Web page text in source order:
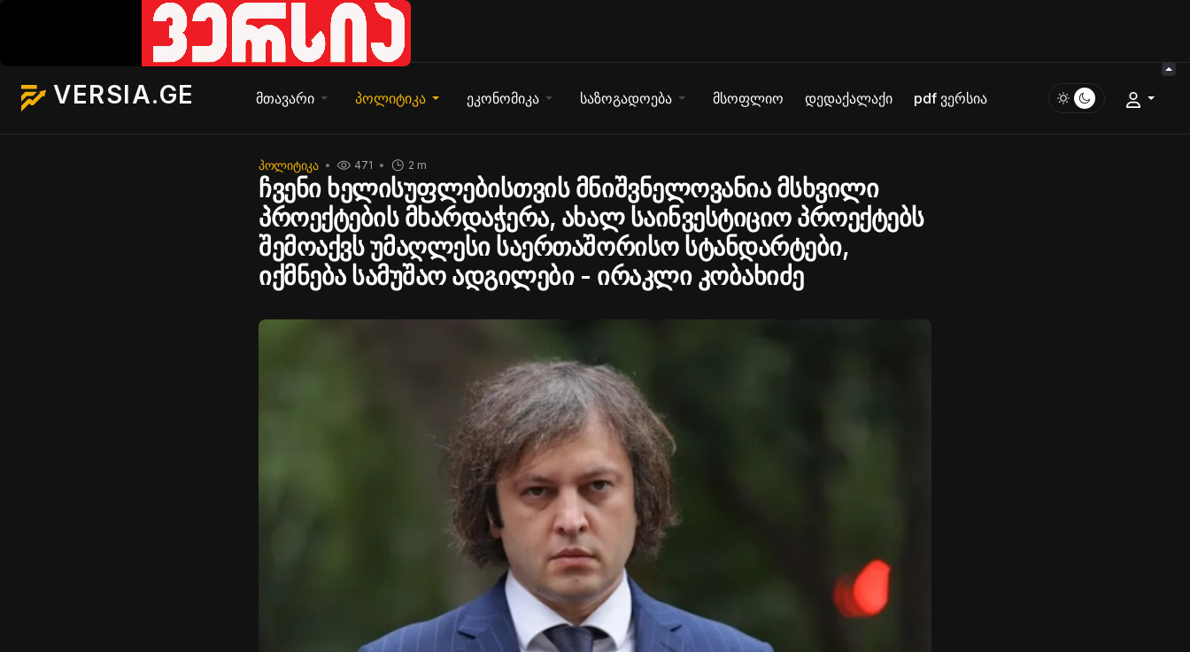
VERSIA.GE მთავარი პოლიტიკა ეკონომიკა საზოგადოება მსოფლიო დედაქალაქი pdf ვერსია
ᲞᲝᲚᲘᲢᲘᲙᲐ 2 m
471
ჩვენი ხელისუფლებისთვის მნიშვნელოვანია მსხვილი
პროექტების მხარდაჭერა, ახალ საინვესტიციო პროექტებს
შემოაქვს უმაღლესი საერთაშორისო სტანდარტები,
იქმნება სამუშაო ადგილები - ირაკლი კობახიძე